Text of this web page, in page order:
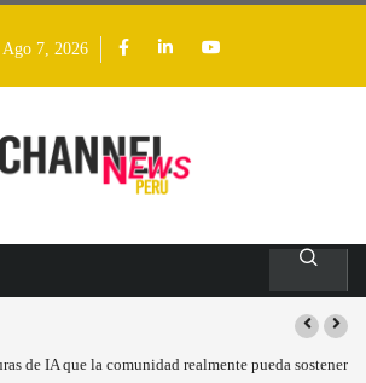
Ago 7, 2026
de IA que la comunidad realmente pueda sostener